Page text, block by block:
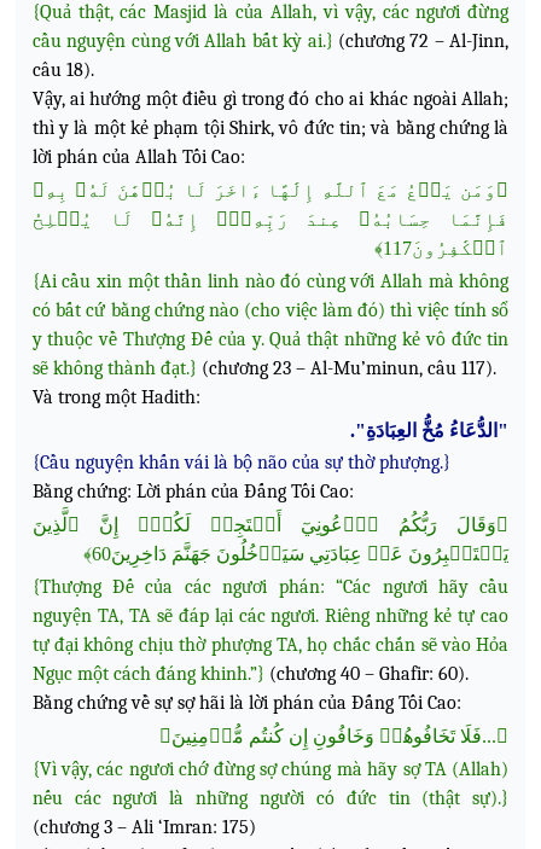
{Quả thật, các Masjid là của Allah, vì vậy, các ngươi đừng
cầu nguyện cùng với Allah bất kỳ ai.} (chương 72 – Al-Jinn,
câu 18).
Vậy, ai hướng một điều gì trong đó cho ai khác ngoài Allah;
thì y là một kẻ phạm tội Shirk, vô đức tin; và bằng chứng là
lời phán của Allah Tối Cao:
﴿وَمَن يَدۡعُ مَعَ ٱللَّهِ إِلَٰهًا ءَاخَرَ لَا بُرۡهَٰنَ لَهُۥ بِهِۦ
فَإِنَّمَا حِسَابُهُۥ عِندَ رَبِّهِۦٓۚ إِنَّهُۥ لَا يُفۡلِحُ
ٱلۡكَٰفِرُونَ117﴾
{Ai cầu xin một thần linh nào đó cùng với Allah mà không
có bất cứ bằng chứng nào (cho việc làm đó) thì việc tính sổ
y thuộc về Thượng Đế của y. Quả thật những kẻ vô đức tin
sẽ không thành đạt.} (chương 23 – Al-Mu’minun, câu 117).
Và trong một Hadith:
"الدُّعَاءُ مُخُّ العِبَادَةِ".
{Cầu nguyện khấn vái là bộ não của sự thờ phượng.}
Bằng chứng: Lời phán của Đấng Tối Cao:
﴿وَقَالَ رَبُّكُمُ ٱدۡعُونِيٓ أَسۡتَجِبۡ لَكُمۡۚ إِنَّ ٱلَّذِينَ
يَسۡتَكۡبِرُونَ عَنۡ عِبَادَتِي سَيَدۡخُلُونَ جَهَنَّمَ دَاخِرِينَ60﴾
{Thượng Đế của các ngươi phán: “Các ngươi hãy cầu
nguyện TA, TA sẽ đáp lại các ngươi. Riêng những kẻ tự cao
tự đại không chịu thờ phượng TA, họ chắc chắn sẽ vào Hỏa
Ngục một cách đáng khinh.”} (chương 40 – Ghafir: 60).
Bằng chứng về sự sợ hãi là lời phán của Đấng Tối Cao:
﴿...فَلَا تَخَافُوهُمۡ وَخَافُونِ إِن كُنتُم مُّؤۡمِنِينَ﴾
{Vì vậy, các ngươi chớ đừng sợ chúng mà hãy sợ TA (Allah)
nếu các ngươi là những người có đức tin (thật sự).}
(chương 3 – Ali ‘Imran: 175)